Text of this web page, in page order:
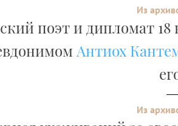
Из
поэт и дипломат
Антиох
Из